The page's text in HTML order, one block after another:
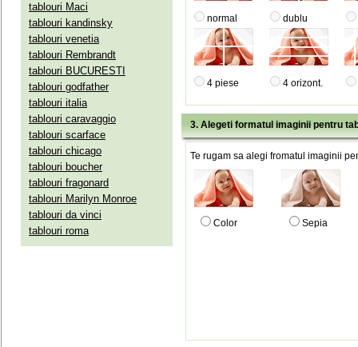
tablouri Maci
tablouri kandinsky
tablouri venetia
tablouri Rembrandt
tablouri BUCURESTI
tablouri godfather
tablouri italia
tablouri caravaggio
tablouri scarface
tablouri chicago
tablouri boucher
tablouri fragonard
tablouri Marilyn Monroe
tablouri da vinci
tablouri roma
normal dublu
4 piese 4 orizont.
3. Alegeti formatul imaginii pentru
Te rugam sa alegi fromatul imaginii
Color Sepia